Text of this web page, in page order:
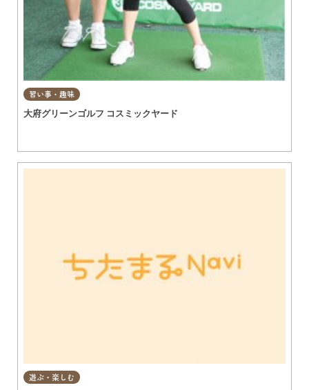
習い事・趣味
大府グリーンゴルフ コスミックヤード
遊ぶ・楽しむ